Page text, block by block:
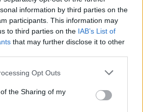
information by third parties on the
participants. This information may
to third parties on the IAB’s List of
that may further disclose it to other
Opt Outs
the Sharing of my